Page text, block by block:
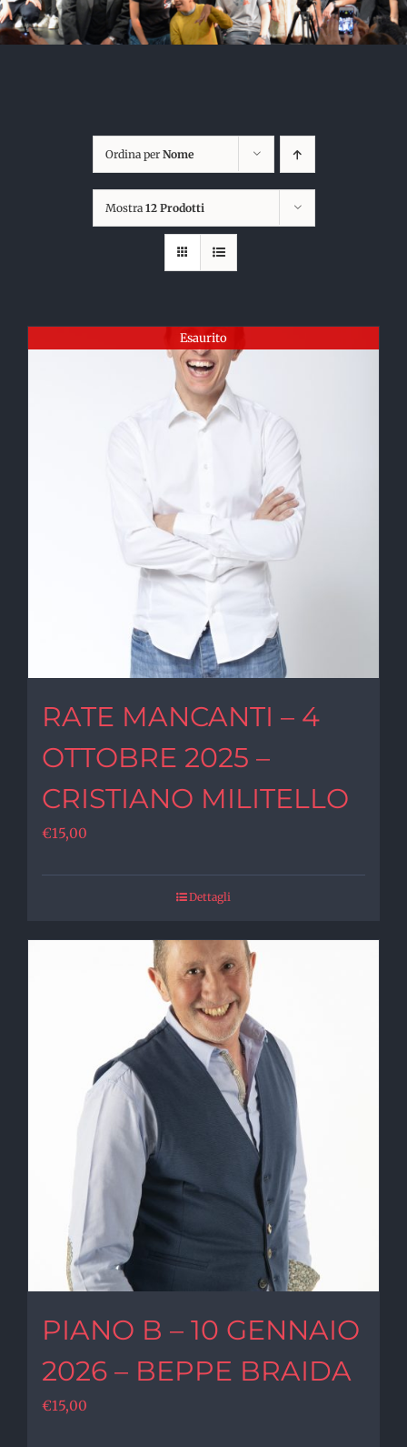
Ordina per Nome
Mostra 12 Prodotti
Esaurito
RATE MANCANTI – 4
OTTOBRE 2025 –
CRISTIANO MILITELLO
€15,00
Dettagli
PIANO B – 10 GENNAIO
2026 – BEPPE BRAIDA
€15,00